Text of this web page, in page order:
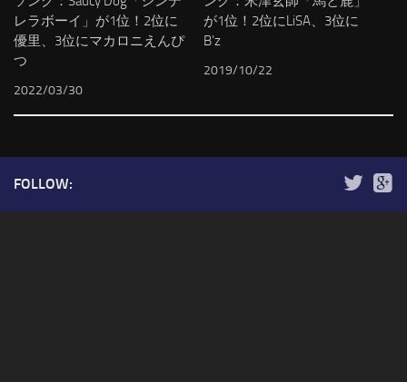
レラボーイ」が1位！2位に
優里、3位にマカロニえんぴ
つ
2022/03/30
が1位！2位にLiSA、3位に
B’z
2019/10/22
FOLLOW: